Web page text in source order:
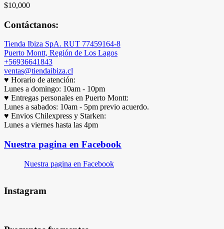
$10,000
Contáctanos:
Tienda Ibiza SpA. RUT 77459164-8
Puerto Montt, Región de Los Lagos
+56936641843
ventas@tiendaibiza.cl
♥ Horario de atención:
Lunes a domingo: 10am - 10pm
♥ Entregas personales en Puerto Montt:
Lunes a sabados: 10am - 5pm previo acuerdo.
♥ Envios Chilexpress y Starken:
Lunes a viernes hasta las 4pm
Nuestra pagina en Facebook
Nuestra pagina en Facebook
Instagram